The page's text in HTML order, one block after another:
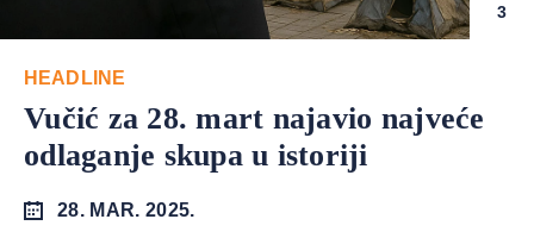
3
HEADLINE
Vučić za 28. mart najavio najveće
odlaganje skupa u istoriji
28. MAR. 2025.